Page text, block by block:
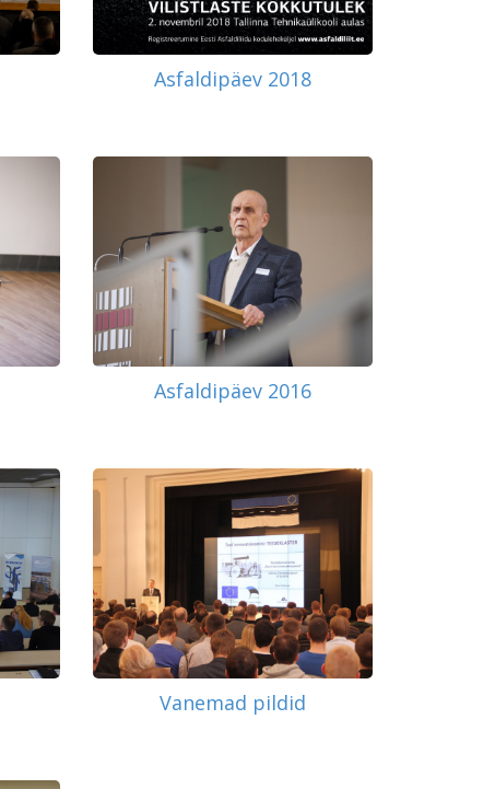
Asfaldipäev 2018
Asfaldipäev 2016
Vanemad pildid